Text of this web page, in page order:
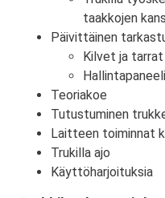
taakkojen
Päivittäinen
Kilvet ja
Hallintapaneeli
Teoriakoe
Tutustuminen
Laitteen toiminnat
Trukilla ajo
Käyttöharjoituksia